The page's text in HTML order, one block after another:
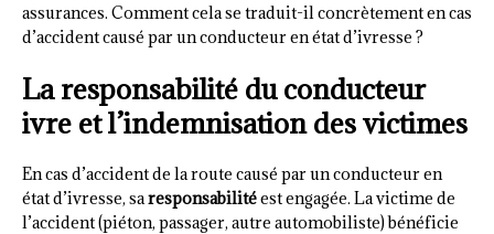
assurances. Comment cela se traduit-il concrètement en cas
d’accident causé par un conducteur en état d’ivresse ?
La responsabilité du conducteur
ivre et l’indemnisation des victimes
En cas d’accident de la route causé par un conducteur en
état d’ivresse, saresponsabilitéest engagée. La victime de
l’accident (piéton, passager, autre automobiliste) bénéficie